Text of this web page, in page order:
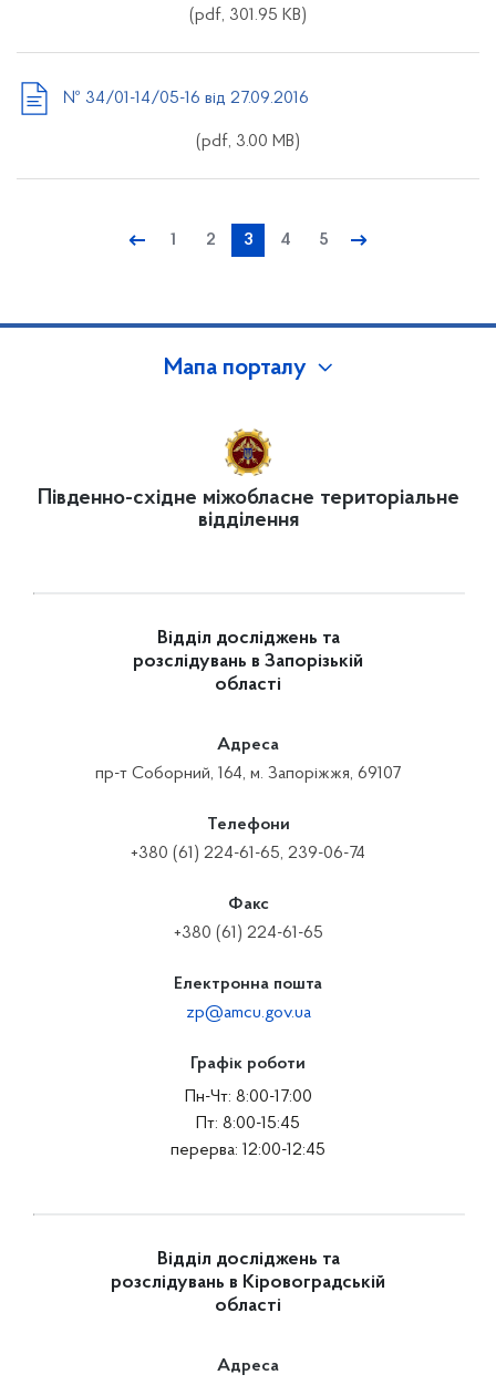
(pdf, 301.95 KB)
№ 34/01-14/05-16 від 27.09.2016
(pdf, 3.00 MB)
← 1 2 3 4 5 →
Мапа порталу
Південно-східне міжобласне територіальне
відділення
Відділ досліджень та
розслідувань в Запорізькій
області
Адреса
пр-т Соборний, 164, м. Запоріжжя, 69107
Телефони
+380 (61) 224-61-65, 239-06-74
Факс
+380 (61) 224-61-65
Електронна пошта
zp@amcu.gov.ua
Графік роботи
Пн-Чт: 8:00-17:00
Пт: 8:00-15:45
перерва: 12:00-12:45
Відділ досліджень та
розслідувань в Кіровоградській
області
Адреса